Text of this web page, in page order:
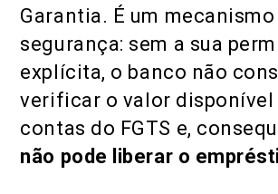
Garantia. É um mecanismo
segurança: sem a sua
explícita, o banco não
verificar o valor disponível
contas do FGTS e,
não pode liberar o